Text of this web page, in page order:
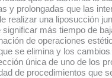
y prolongadas que las
realizar una liposucción
más tiempo de
de operaciones
se elimina y los
única de uno de los
de procedimientos que